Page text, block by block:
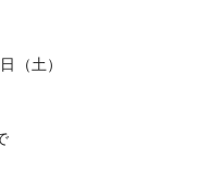
（土）